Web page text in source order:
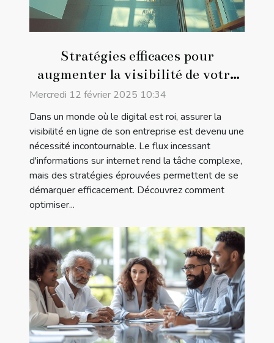
Stratégies efficaces pour
augmenter la visibilité de votre
entreprise en ligne
Mercredi 12 février 2025 10:34
Dans un monde où le digital est roi, assurer la
visibilité en ligne de son entreprise est devenu une
nécessité incontournable. Le flux incessant
d'informations sur internet rend la tâche complexe,
mais des stratégies éprouvées permettent de se
démarquer efficacement. Découvrez comment
optimiser...